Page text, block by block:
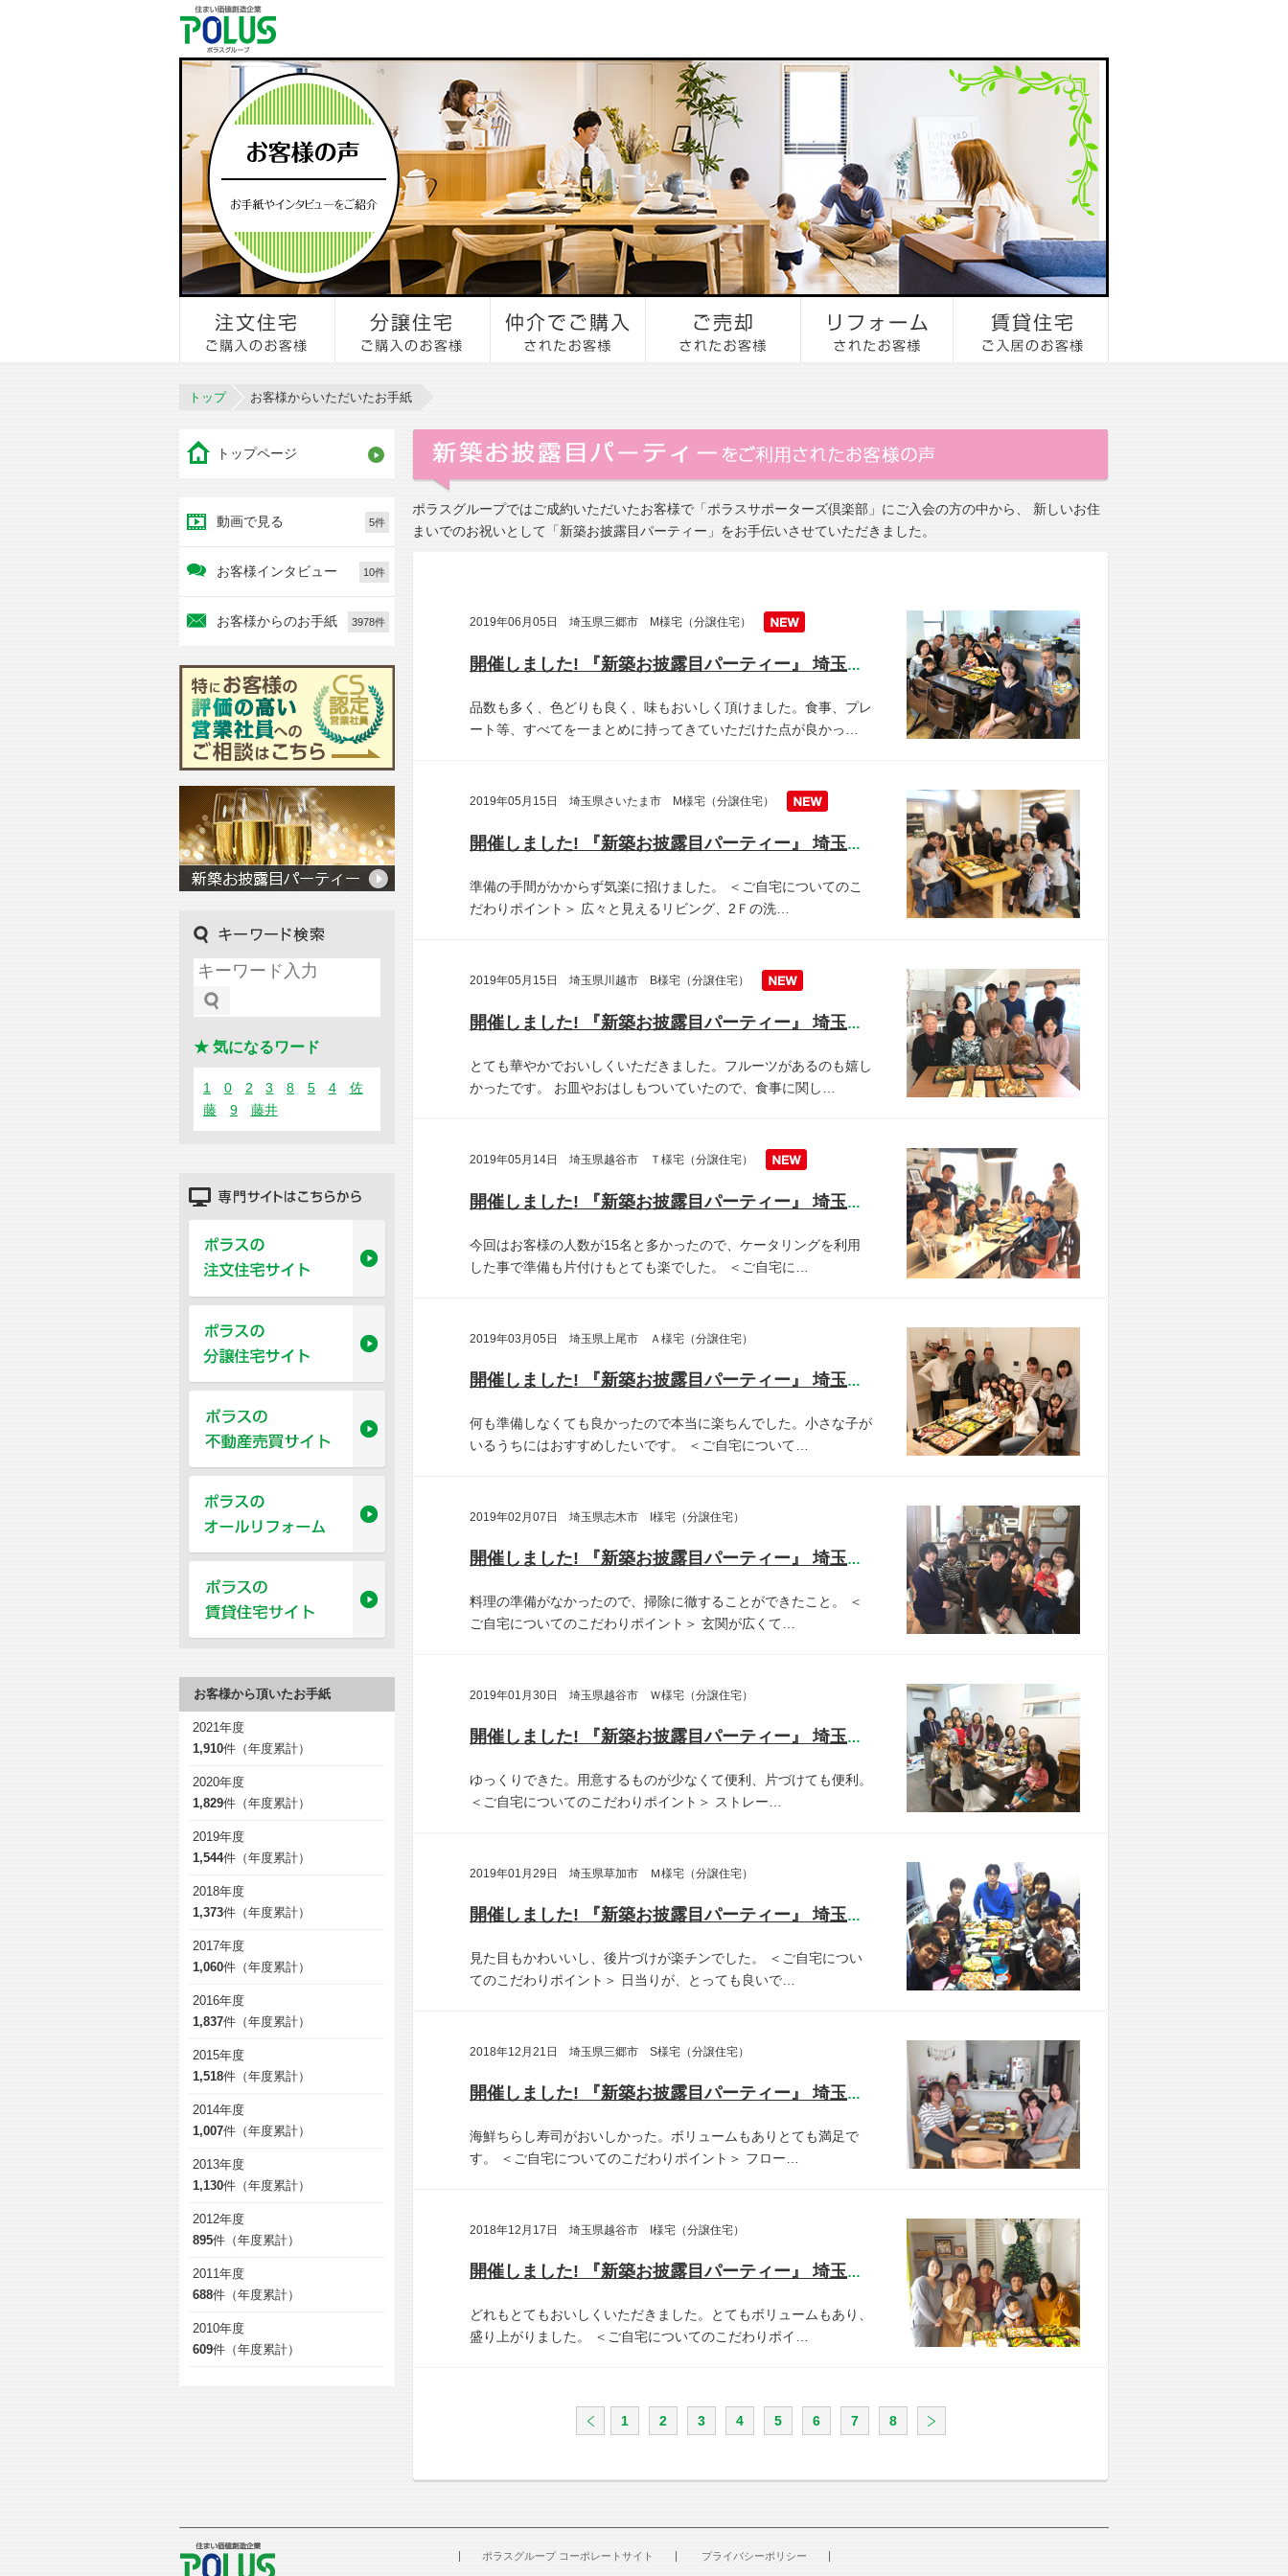
トップ お客様からいただいたお手紙
ポラスグループではご成約いただいたお客様で「ポラスサポーターズ倶楽部」にご入会の方の中から、 新しいお住
まいでのお祝いとして「新築お披露目パーティー」をお手伝いさせていただきました。
2019年06月05日 埼玉県三郷市 M様宅（分譲住宅）
開催しました! 『新築お披露目パーティー』 埼玉県三郷市 M様宅
品数も多く、色どりも良く、味もおいしく頂けました。食事、プレ
ート等、すべてを一まとめに持ってきていただけた点が良かっ…
2019年05月15日 埼玉県さいたま市 M様宅（分譲住宅）
開催しました! 『新築お披露目パーティー』 埼玉県越谷市 M様宅
準備の手間がかからず気楽に招けました。
＜ご自宅についてのこ
だわりポイント＞ 広々と見えるリビング、2Ｆの洗…
2019年05月15日 埼玉県川越市 B様宅（分譲住宅）
開催しました! 『新築お披露目パーティー』 埼玉県川越市 B様宅
とても華やかでおいしくいただきました。フルーツがあるのも嬉し
かったです。
お皿やおはしもついていたので、食事に関し…
2019年05月14日 埼玉県越谷市 Ｔ様宅（分譲住宅）
開催しました! 『新築お披露目パーティー』 埼玉県越谷市 T様宅
今回はお客様の人数が15名と多かったので、ケータリングを利用
した事で準備も片付けもとても楽でした。
＜ご自宅に…
2019年03月05日 埼玉県上尾市 Ａ様宅（分譲住宅）
開催しました! 『新築お披露目パーティー』 埼玉県上尾市 A様宅
何も準備しなくても良かったので本当に楽ちんでした。小さな子が
いるうちにはおすすめしたいです。
＜ご自宅について…
2019年02月07日 埼玉県志木市 I様宅（分譲住宅）
開催しました! 『新築お披露目パーティー』 埼玉県志木市 I様宅
料理の準備がなかったので、掃除に徹することができたこと。
＜
ご自宅についてのこだわりポイント＞ 玄関が広くて…
2019年01月30日 埼玉県越谷市 Ｗ様宅（分譲住宅）
開催しました! 『新築お披露目パーティー』 埼玉県越谷市 W様宅
ゆっくりできた。用意するものが少なくて便利、片づけても便利。
＜ご自宅についてのこだわりポイント＞ ストレー…
2019年01月29日 埼玉県草加市 Ｍ様宅（分譲住宅）
開催しました! 『新築お披露目パーティー』 埼玉県草加市 M様宅
見た目もかわいいし、後片づけが楽チンでした。
＜ご自宅につい
てのこだわりポイント＞ 日当りが、とっても良いで…
2018年12月21日 埼玉県三郷市 S様宅（分譲住宅）
開催しました! 『新築お披露目パーティー』 埼玉県三郷市 S様宅
海鮮ちらし寿司がおいしかった。ボリュームもありとても満足で
す。
＜ご自宅についてのこだわりポイント＞ フロー…
2018年12月17日 埼玉県越谷市 I様宅（分譲住宅）
開催しました! 『新築お披露目パーティー』 埼玉県越谷市 I様宅
どれもとてもおいしくいただきました。とてもボリュームもあり、
盛り上がりました。
＜ご自宅についてのこだわりポイ…
1 2 3 4 5 6 7 8
トップページ
動画で見る 5件
お客様インタビュー 10件
お客様からのお手紙 3978件
★ 気になるワード
1 0 2 3 8 5 4
佐
藤
9 藤井
お客様から頂いたお手紙
2021年度
1,910件（年度累計）
2020年度
1,829件（年度累計）
2019年度
1,544件（年度累計）
2018年度
1,373件（年度累計）
2017年度
1,060件（年度累計）
2016年度
1,837件（年度累計）
2015年度
1,518件（年度累計）
2014年度
1,007件（年度累計）
2013年度
1,130件（年度累計）
2012年度
895件（年度累計）
2011年度
688件（年度累計）
2010年度
609件（年度累計）
ポラスグループ コーポレートサイト
プライバシーポリシー